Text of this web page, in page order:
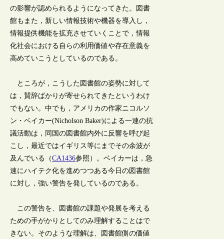
の影響が認められるようになってきた。図書
館もまた，新しい情報技術や機器を導入し，
情報提供機能を拡充させていくことで，情報
化社会における自らの利用価値や存在意義を
高めていこうとしているのである。
ところが，こうした図書館の姿勢に対して
は，賛辞ばかりが寄せられてきたというわけ
でもない。中でも，アメリカの作家ニコルソ
ン・ベイカー(Nicholson Baker)による一連の抗
議活動は，同国の図書館内外に反響を呼び起
こし，最近ではイギリス等にまでその余波が
及んでいる（CA1436参照）。ベイカーは，急
速にハイテク化を進めつつある今日の図書館
に対し，強い警告を発しているのである。
この警告を、図書館の課題や発展を考える
ための手がかりとしてのみ理解することはで
きない。そのような理解は、図書館側の価値